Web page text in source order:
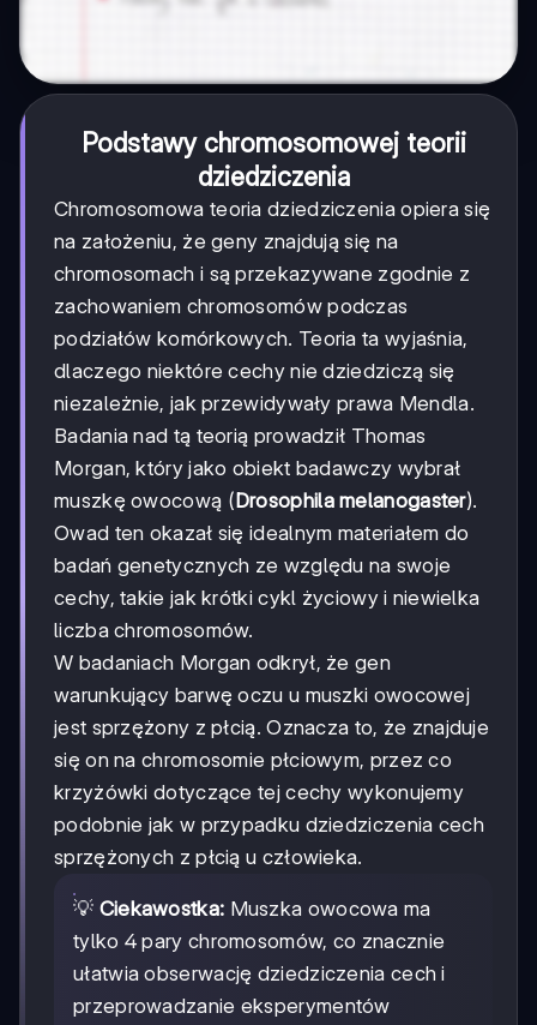
Podstawy chromosomowej teorii
dziedziczenia
Chromosomowa teoria dziedziczenia opiera się
na założeniu, że geny znajdują się na
chromosomach i są przekazywane zgodnie z
zachowaniem chromosomów podczas
podziałów komórkowych. Teoria ta wyjaśnia,
dlaczego niektóre cechy nie dziedziczą się
niezależnie, jak przewidywały prawa Mendla.
Badania nad tą teorią prowadził Thomas
Morgan, który jako obiekt badawczy wybrał
muszkę owocową ( Drosophila melanogaster).
Owad ten okazał się idealnym materiałem do
badań genetycznych ze względu na swoje
cechy, takie jak krótki cykl życiowy i niewielka
liczba chromosomów.
W badaniach Morgan odkrył, że gen
warunkujący barwę oczu u muszki owocowej
jest sprzężony z płcią. Oznacza to, że znajduje
się on na chromosomie płciowym, przez co
krzyżówki dotyczące tej cechy wykonujemy
podobnie jak w przypadku dziedziczenia cech
sprzężonych z płcią u człowieka.
💡 Ciekawostka: Muszka owocowa ma
tylko 4 pary chromosomów, co znacznie
ułatwia obserwację dziedziczenia cech i
przeprowadzanie eksperymentów